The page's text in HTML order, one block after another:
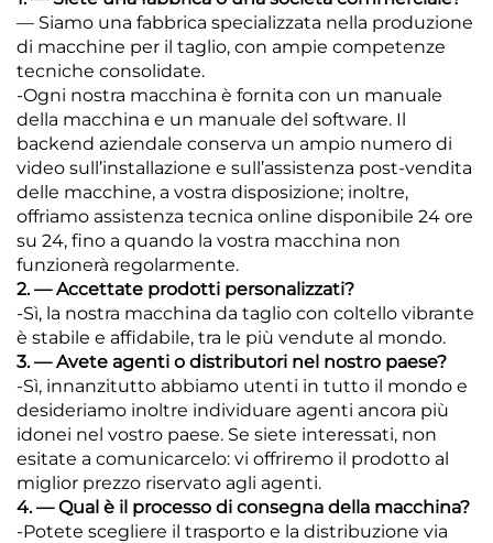
— Siamo una fabbrica specializzata nella produzione
di macchine per il taglio, con ampie competenze
tecniche consolidate.
-Ogni nostra macchina è fornita con un manuale
della macchina e un manuale del software. Il
backend aziendale conserva un ampio numero di
video sull’installazione e sull’assistenza post-vendita
delle macchine, a vostra disposizione; inoltre,
offriamo assistenza tecnica online disponibile 24 ore
su 24, fino a quando la vostra macchina non
funzionerà regolarmente.
2. — Accettate prodotti personalizzati?
-Sì, la nostra macchina da taglio con coltello vibrante
è stabile e affidabile, tra le più vendute al mondo.
3. — Avete agenti o distributori nel nostro paese?
-Sì, innanzitutto abbiamo utenti in tutto il mondo e
desideriamo inoltre individuare agenti ancora più
idonei nel vostro paese. Se siete interessati, non
esitate a comunicarcelo: vi offriremo il prodotto al
miglior prezzo riservato agli agenti.
4. — Qual è il processo di consegna della macchina?
-Potete scegliere il trasporto e la distribuzione via